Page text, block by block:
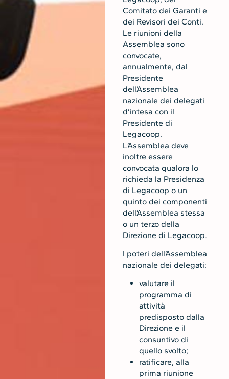
Comitato dei Garanti e
dei Revisori dei Conti.
Le riunioni della
Assemblea sono
convocate,
annualmente, dal
Presidente
dell’Assemblea
nazionale dei delegati
d’intesa con il
Presidente di
Legacoop.
L’Assemblea deve
inoltre essere
convocata qualora lo
richieda la Presidenza
di Legacoop o un
quinto dei componenti
dell’Assemblea stessa
o un terzo della
Direzione di Legacoop.
I poteri dell’Assemblea
nazionale dei delegati:
valutare il
programma di
attività
predisposto dalla
Direzione e il
consuntivo di
quello svolto;
ratificare, alla
prima riunione